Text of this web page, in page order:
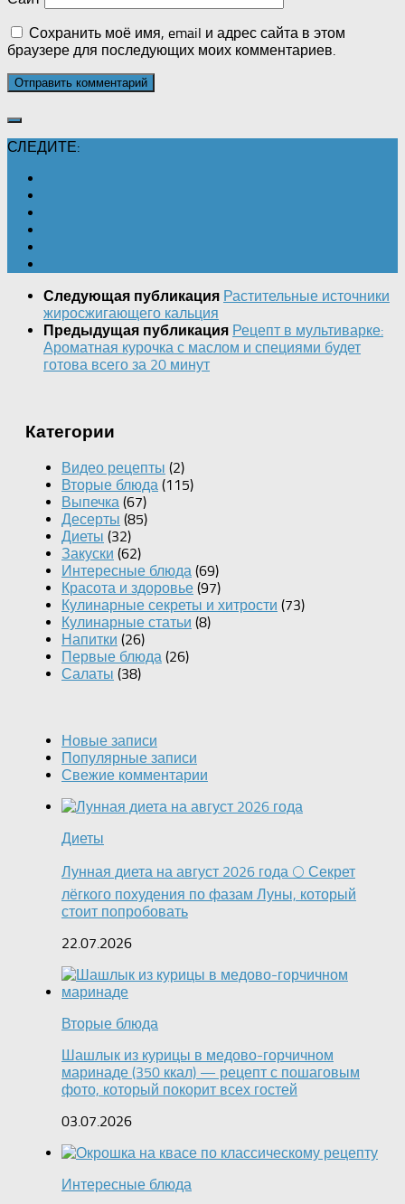
Сохранить моё имя, email и адрес сайта в этом
браузере для последующих моих комментариев.
СЛЕДИТЕ:
Следующая публикация Растительные источники
жиросжигающего кальция
Предыдущая публикация Рецепт в мультиварке:
Ароматная курочка с маслом и специями будет
готова всего за 20 минут
Категории
Видео рецепты (2)
Вторые блюда (115)
Выпечка (67)
Десерты (85)
Диеты (32)
Закуски (62)
Интересные блюда (69)
Красота и здоровье (97)
Кулинарные секреты и хитрости (73)
Кулинарные статьи (8)
Напитки (26)
Первые блюда (26)
Салаты (38)
Новые записи
Популярные записи
Свежие комментарии
Диеты
Лунная диета на август 2026 года 🌕 Секрет
лёгкого похудения по фазам Луны, который
стоит попробовать
22.07.2026
Вторые блюда
Шашлык из курицы в медово-горчичном
маринаде (350 ккал) — рецепт с пошаговым
фото, который покорит всех гостей
03.07.2026
Интересные блюда